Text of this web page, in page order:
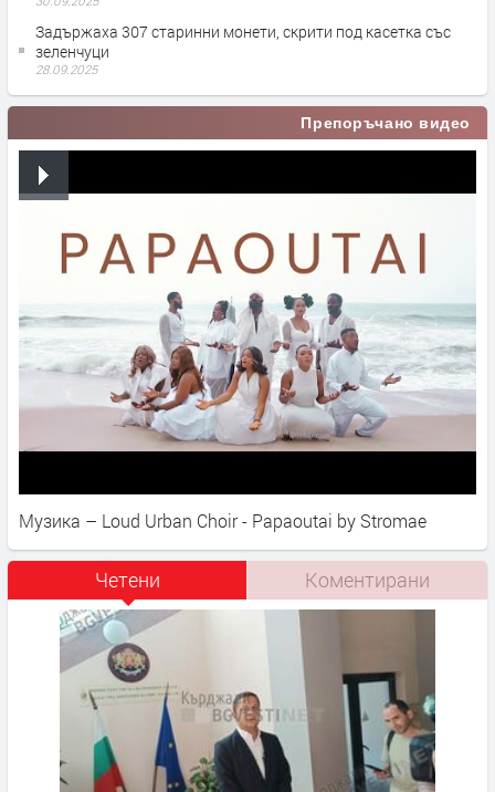
Задържаха 307 старинни монети, скрити под касетка със
зеленчуци
28.09.2025
Препоръчано видео
Музика – Loud Urban Choir - Papaoutai by Stromae
Четени Коментирани